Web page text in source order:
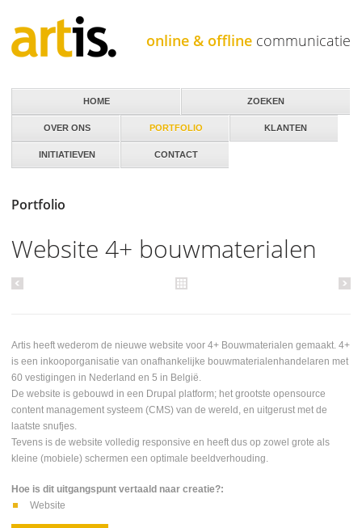
online & offline communicatie
Portfolio
Website 4+ bouwmaterialen
Artis heeft wederom de nieuwe website voor 4+ Bouwmaterialen gemaakt. 4+
is een inkooporganisatie van onafhankelijke bouwmaterialenhandelaren met
60 vestigingen in Nederland en 5 in België.
De website is gebouwd in een Drupal platform; het grootste opensource
content management systeem (CMS) van de wereld, en uitgerust met de
laatste snufjes.
Tevens is de website volledig responsive en heeft dus op zowel grote als
kleine (mobiele) schermen een optimale beeldverhouding.
Hoe is dit uitgangspunt vertaald naar creatie?:
Website
HOME
OVER ONS PORTFOLIO KLANTEN
INITIATIEVEN CONTACT
ZOEKEN